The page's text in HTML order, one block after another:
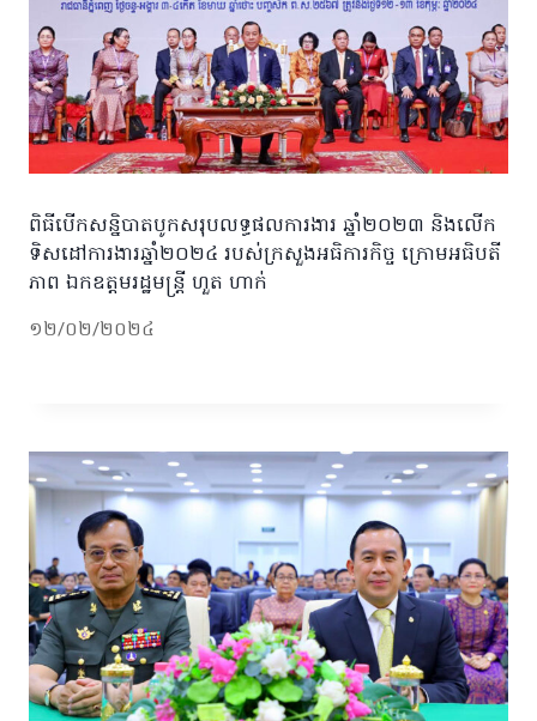
ពិធីបើកសន្និបាតបូកសរុបលទ្ធផលការងារ ឆ្នាំ២០២៣ និងលើក
ទិសដៅការងារឆ្នាំ២០២៤ របស់ក្រសួងអធិការកិច្ច ក្រោមអធិបតី
ភាព ឯកឧត្តមរដ្ឋមន្ត្រី ហួត ហាក់
១២/០២/២០២៤